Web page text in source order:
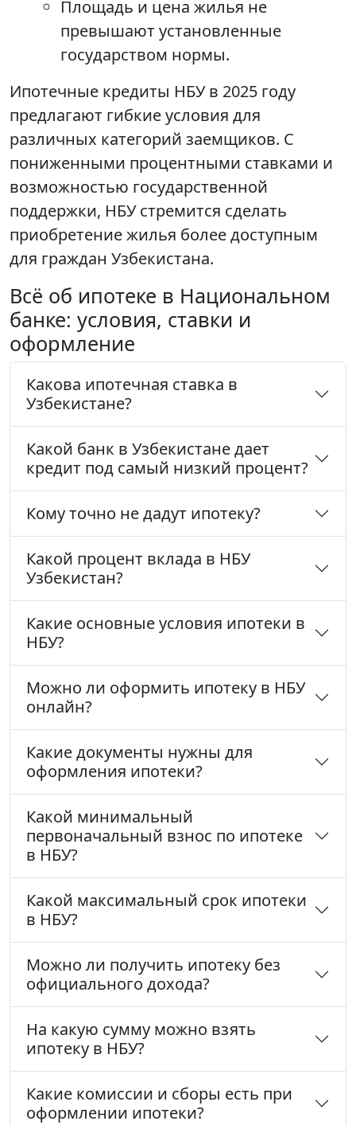
Площадь и цена жилья не
превышают установленные
государством нормы.
Ипотечные кредиты НБУ в 2025 году
предлагают гибкие условия для
различных категорий заемщиков. С
пониженными процентными ставками и
возможностью государственной
поддержки, НБУ стремится сделать
приобретение жилья более доступным
для граждан Узбекистана.
Всё об ипотеке в Национальном
банке: условия, ставки и
оформление
Какова ипотечная ставка в
Узбекистане?
Какой банк в Узбекистане дает
кредит под самый низкий процент?
Кому точно не дадут ипотеку?
Какой процент вклада в НБУ
Узбекистан?
Какие основные условия ипотеки в
НБУ?
Можно ли оформить ипотеку в НБУ
онлайн?
Какие документы нужны для
оформления ипотеки?
Какой минимальный
первоначальный взнос по ипотеке
в НБУ?
Какой максимальный срок ипотеки
в НБУ?
Можно ли получить ипотеку без
официального дохода?
На какую сумму можно взять
ипотеку в НБУ?
Какие комиссии и сборы есть при
оформлении ипотеки?